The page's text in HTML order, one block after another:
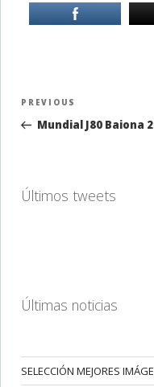
Navegación
entradas
Previous
Post
PREVIOUS
Mundial J80 Baiona
Últimos tweets
Últimas noticias
SELECCIÓN MEJORES